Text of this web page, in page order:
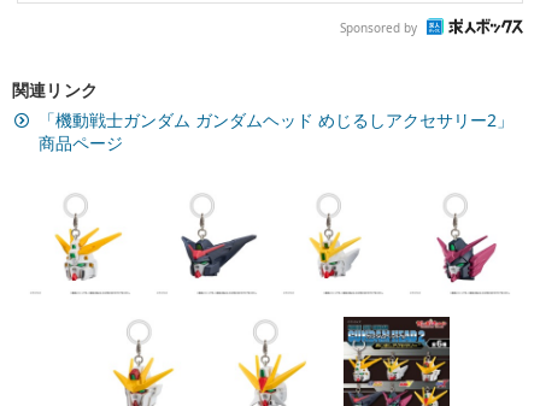
Sponsored by
関連リンク
「機動戦士ガンダム ガンダムヘッド めじるしアクセサリー2」
商品ページ